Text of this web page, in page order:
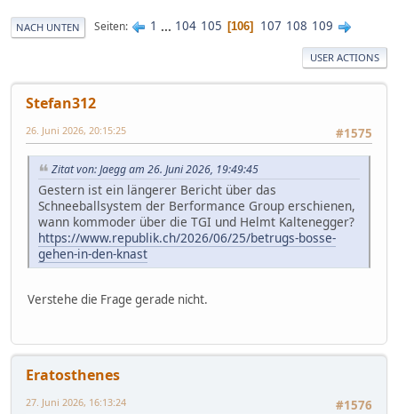
NACH UNTEN Seiten 1 ... 104 105 106 107 108 109
USER ACTIONS
Stefan312
#1575
26. Juni 2026, 20:15:25
Zitat von: Jaegg am 26. Juni 2026, 19:49:45
Gestern ist ein längerer Bericht über das
Schneeballsystem der Berformance Group erschienen,
wann kommoder über die TGI und Helmt Kaltenegger?
https://www.republik.ch/2026/06/25/betrugs-bosse-
gehen-in-den-knast
Verstehe die Frage gerade nicht.
Eratosthenes
#1576
27. Juni 2026, 16:13:24